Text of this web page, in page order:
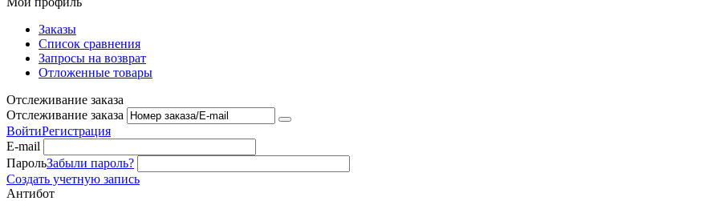
Заказы
Список сравнения
Запросы на возврат
Отложенные товары
Отслеживание заказа
Отслеживание заказа
ВойтиРегистрация
E-mail
ПарольЗабыли пароль?
Создать учетную запись
Антибот